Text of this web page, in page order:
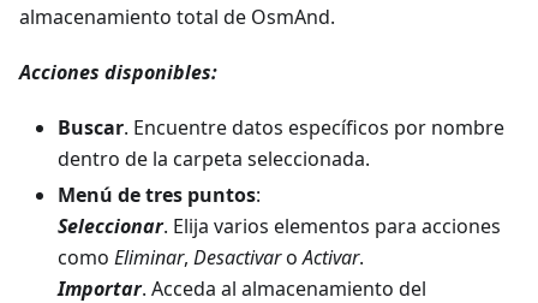
almacenamiento total de OsmAnd.
Acciones disponibles:
Buscar. Encuentre datos específicos por nombre
dentro de la carpeta seleccionada.
Menú de tres puntos:
Seleccionar. Elija varios elementos para acciones
como Eliminar, DesactivaroActivar.
Importar. Acceda al almacenamiento del